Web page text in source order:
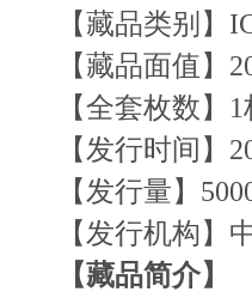
【藏品类别】
【藏品面值】
【全套枚数】1
【发行时间】
【发行量】
【发行机构】中
【藏品简介】